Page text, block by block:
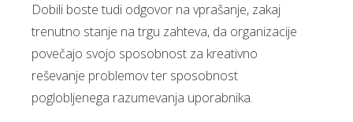
Dobili boste tudi odgovor na vprašanje, zakaj
trenutno stanje na trgu zahteva, da organizacije
povečajo svojo sposobnost za kreativno
reševanje problemov ter sposobnost
poglobljenega razumevanja uporabnika.